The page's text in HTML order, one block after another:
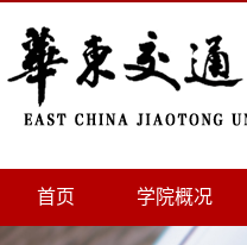
首页 学院概况